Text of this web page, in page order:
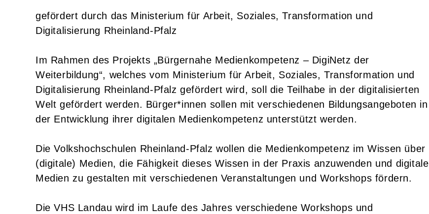
gefördert durch das Ministerium für Arbeit, Soziales, Transformation und
Digitalisierung Rheinland-Pfalz
Im Rahmen des Projekts „Bürgernahe Medienkompetenz – DigiNetz der
Weiterbildung“, welches vom Ministerium für Arbeit, Soziales, Transformation und
Digitalisierung Rheinland-Pfalz gefördert wird, soll die Teilhabe in der digitalisierten
Welt gefördert werden. Bürger*innen sollen mit verschiedenen Bildungsangeboten in
der Entwicklung ihrer digitalen Medienkompetenz unterstützt werden.
Die Volkshochschulen Rheinland-Pfalz wollen die Medienkompetenz im Wissen über
(digitale) Medien, die Fähigkeit dieses Wissen in der Praxis anzuwenden und digitale
Medien zu gestalten mit verschiedenen Veranstaltungen und Workshops fördern.
Die VHS Landau wird im Laufe des Jahres verschiedene Workshops und